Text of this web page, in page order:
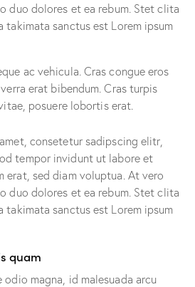
duo dolores et ea rebum. Stet clita
takimata sanctus est Lorem ipsum
ac vehicula. Cras congue eros
erat bibendum. Cras turpis
posuere lobortis erat.
consetetur sadipscing elitr,
tempor invidunt ut labore et
erat, sed diam voluptua. At vero
duo dolores et ea rebum. Stet clita
takimata sanctus est Lorem ipsum
quam
magna, id malesuada arcu